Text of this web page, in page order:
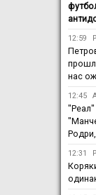
12:59
нас
12:45
12:31